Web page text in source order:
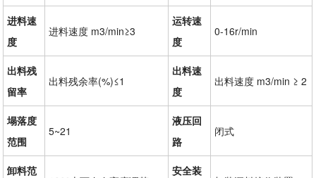
进料速
度
进料速度 m3/min≥3
运转速
度
0-16r/min
出料残
留率
出料残余率(%)≤1
出料速
度
出料速度 m3/min ≥ 2
塌落度
范围
5~21
液压回
路
闭式
卸料范
安全装